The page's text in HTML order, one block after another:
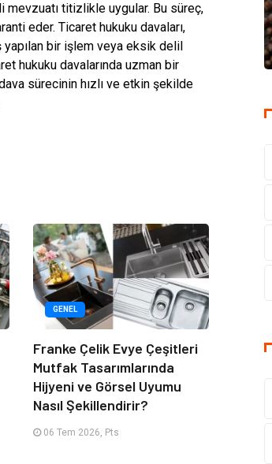
titizlikle uygular. Bu süreç,
eder. Ticaret hukuku davaları,
yapılan bir işlem veya eksik delil
hukuku davalarında uzman bir
sürecinin hızlı ve etkin şekilde
GENEL
Franke Çelik Evye Çeşitleri
Mutfak Tasarımlarında
Hijyeni ve Görsel Uyumu
Nasıl Şekillendirir?
06 Tem 2026, Pts